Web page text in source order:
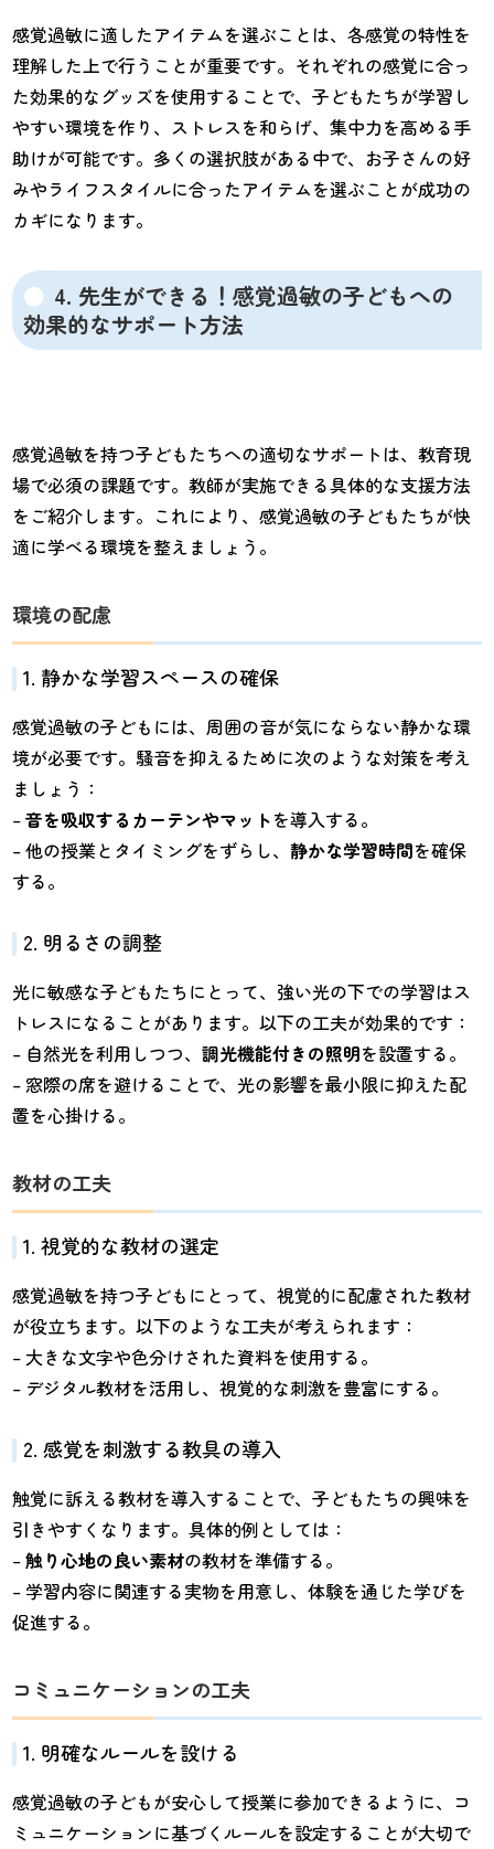
感覚過敏に適したアイテムを選ぶことは、各感覚の特性を
理解した上で行うことが重要です。それぞれの感覚に合っ
た効果的なグッズを使用することで、子どもたちが学習し
やすい環境を作り、ストレスを和らげ、集中力を高める手
助けが可能です。多くの選択肢がある中で、お子さんの好
みやライフスタイルに合ったアイテムを選ぶことが成功の
カギになります。
4. 先生ができる！感覚過敏の子どもへの
効果的なサポート方法
感覚過敏を持つ子どもたちへの適切なサポートは、教育現
場で必須の課題です。教師が実施できる具体的な支援方法
をご紹介します。これにより、感覚過敏の子どもたちが快
適に学べる環境を整えましょう。
環境の配慮
1. 静かな学習スペースの確保
感覚過敏の子どもには、周囲の音が気にならない静かな環
境が必要です。騒音を抑えるために次のような対策を考え
ましょう：
–音を吸収するカーテンやマットを導入する。
– 他の授業とタイミングをずらし、静かな学習時間を確保
する。
2. 明るさの調整
光に敏感な子どもたちにとって、強い光の下での学習はス
トレスになることがあります。以下の工夫が効果的です：
– 自然光を利用しつつ、調光機能付きの照明を設置する。
– 窓際の席を避けることで、光の影響を最小限に抑えた配
置を心掛ける。
教材の工夫
1. 視覚的な教材の選定
感覚過敏を持つ子どもにとって、視覚的に配慮された教材
が役立ちます。以下のような工夫が考えられます：
– 大きな文字や色分けされた資料を使用する。
– デジタル教材を活用し、視覚的な刺激を豊富にする。
2. 感覚を刺激する教具の導入
触覚に訴える教材を導入することで、子どもたちの興味を
引きやすくなります。具体的例としては：
–触り心地の良い素材の教材を準備する。
– 学習内容に関連する実物を用意し、体験を通じた学びを
促進する。
コミュニケーションの工夫
1. 明確なルールを設ける
感覚過敏の子どもが安心して授業に参加できるように、コ
ミュニケーションに基づくルールを設定することが大切で